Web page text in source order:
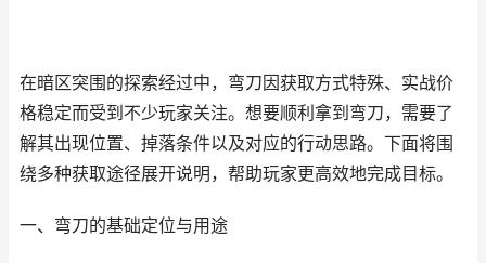
在暗区突围的探索经过中，弯刀因获取方式特殊、实战价
格稳定而受到不少玩家关注。想要顺利拿到弯刀，需要了
解其出现位置、掉落条件以及对应的行动思路。下面将围
绕多种获取途径展开说明，帮助玩家更高效地完成目标。
一、弯刀的基础定位与用途